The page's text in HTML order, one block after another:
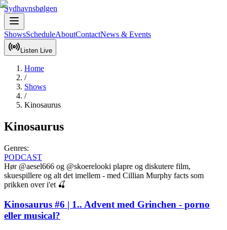
Sydhavnsbølgen
ShowsScheduleAboutContactNews & Events
Listen Live
Home
/
Shows
/
Kinosaurus
Kinosaurus
Genres:
PODCAST
Hør @aesel666 og @skoerelooki plapre og diskutere film,
skuespillere og alt det imellem - med Cillian Murphy facts som
prikken over i'et 🍒
Kinosaurus #6 | 1.. Advent med Grinchen - porno
eller musical?